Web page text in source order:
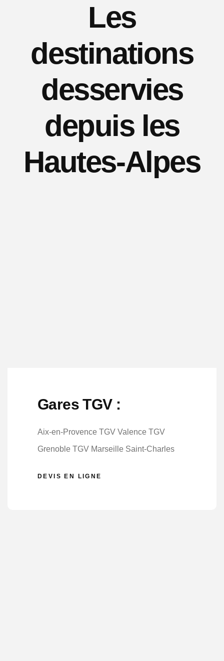
Les
destinations
desservies
depuis les
Hautes-Alpes
Gares TGV :
Aix-en-Provence TGV Valence TGV
Grenoble TGV Marseille Saint-Charles
DEVIS EN LIGNE